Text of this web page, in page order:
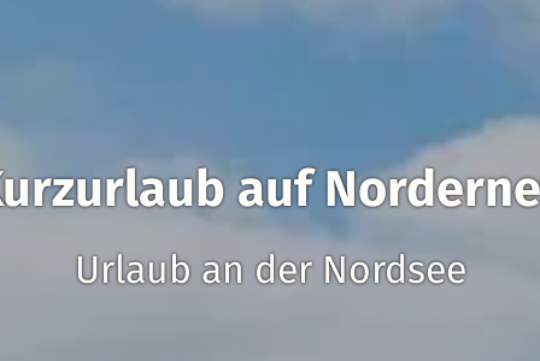
auf
Urlaub an der Nordsee